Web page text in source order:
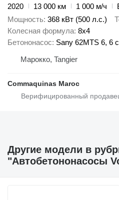
2020
13 000 км 1 000 м/ч
Мощность 368 кВт (500 л.с.)
Колесная формула 8x4
Бетононасос Sany 62MTS 6, 6
Марокко, Tangier
Commaquinas Maroc
Другие модели в
"Автобетононасосы